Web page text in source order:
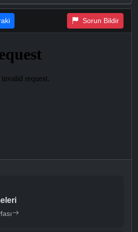
Sorun Bildir